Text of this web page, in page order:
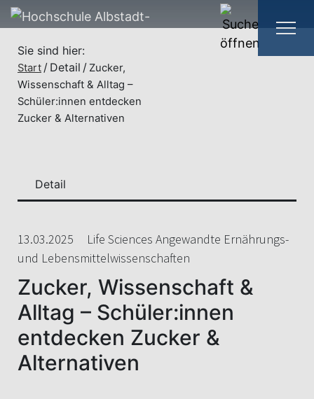
Sie sind hier:
Start Detail
Zucker,
Wissenschaft & Alltag –
Schüler:innen entdecken
Zucker & Alternativen
13.03.2025
Life Sciences Angewandte Ernährungs-
und Lebensmittelwissenschaften
Zucker, Wissenschaft &
Alltag – Schüler:innen
entdecken Zucker &
Alternativen
Detail